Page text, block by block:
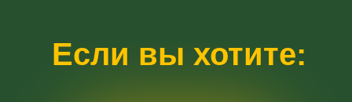
Если вы хотите: